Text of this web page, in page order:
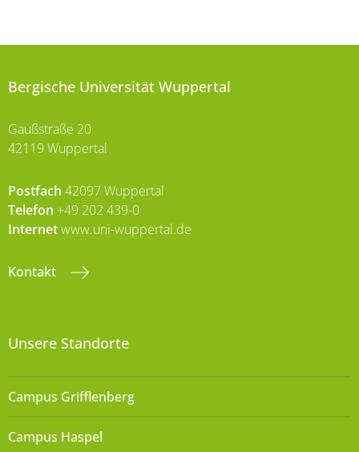
Bergische Universität Wuppertal
Gaußstraße 20
42119 Wuppertal
Postfach 42097 Wuppertal
Telefon +49 202 439-0
Internetwww.uni-wuppertal.de
Kontakt
Unsere Standorte
Campus Grifflenberg
Campus Haspel